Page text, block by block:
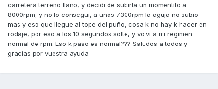
carretera terreno llano, y decidi de subirla un momentito a
8000rpm, y no lo consegui, a unas 7300rpm la aguja no subio
mas y eso que llegue al tope del puño, cosa k no hay k hacer en
rodaje, por eso a los 10 segundos solte, y volvi a mi regimen
normal de rpm. Eso k paso es normal??? Saludos a todos y
gracias por vuestra ayuda